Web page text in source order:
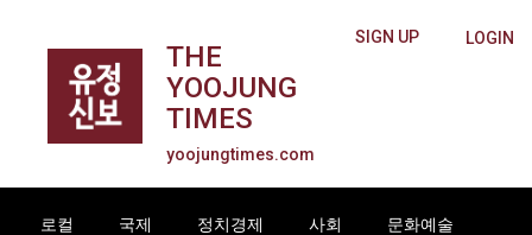
LOGIN
SIGN UP
THE
YOOJUNG
TIMES
yoojungtimes.com
로컬 국제 정치경제 사회 문화예술